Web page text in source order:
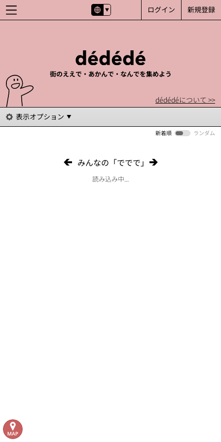
新規登録
ログイン
街のええで・あかんで・なんでを集めよう
dédédéについて >>
表示オプション
新着順 ランダム
みんなの「ででで」
読み込み中...